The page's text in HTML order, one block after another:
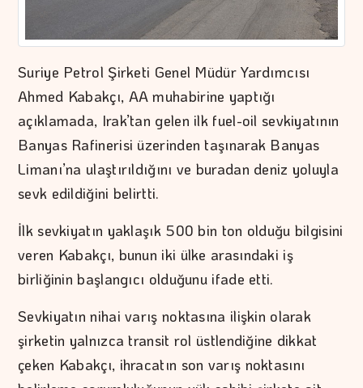
Suriye Petrol Şirketi Genel Müdür Yardımcısı
Ahmed Kabakçı, AA muhabirine yaptığı
açıklamada, Irak’tan gelen ilk fuel-oil sevkiyatının
Banyas Rafinerisi üzerinden taşınarak Banyas
Limanı’na ulaştırıldığını ve buradan deniz yoluyla
sevk edildiğini belirtti.
İlk sevkiyatın yaklaşık 500 bin ton olduğu bilgisini
veren Kabakçı, bunun iki ülke arasındaki iş
birliğinin başlangıcı olduğunu ifade etti.
Sevkiyatın nihai varış noktasına ilişkin olarak
şirketin yalnızca transit rol üstlendiğine dikkat
çeken Kabakçı, ihracatın son varış noktasını